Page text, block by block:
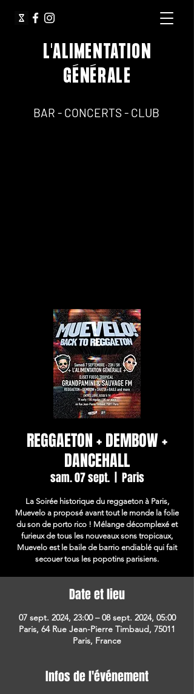
L'ALIMENTATION
GÉNÉRALE
BAR - CONCERTS - CLUB
REGGAETON + DEMBOW +
DANCEHALL
sam. 07 sept.
  |
Paris
La Soirée historique du reggaeton à Paris,
Muevelo a proposé avant tout le monde la folie
du son de porto rico ! Mélange décomplexé et
furieux de tous les nouveaux sons tropicaux,
Muevelo est le baile de barrio endiablé qui fait
secouer tous les popotins parisiens.
Date et lieu
07 sept. 2024, 23:00 – 08 sept. 2024, 05:00
Paris, 64 Rue Jean-Pierre Timbaud, 75011
Paris, France
Infos de l'événement